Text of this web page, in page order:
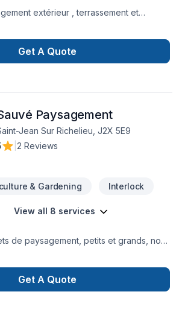
extérieur , terrassement et
tourbe-dalle de béton-contour de
et très bon service à la
Get A Quote
Paysagement
Jean Sur Richelieu, J2X 5E9
2 Reviews
& Gardening Interlock
View all 8 services
de paysagement, petits et grands, nous
Get A Quote